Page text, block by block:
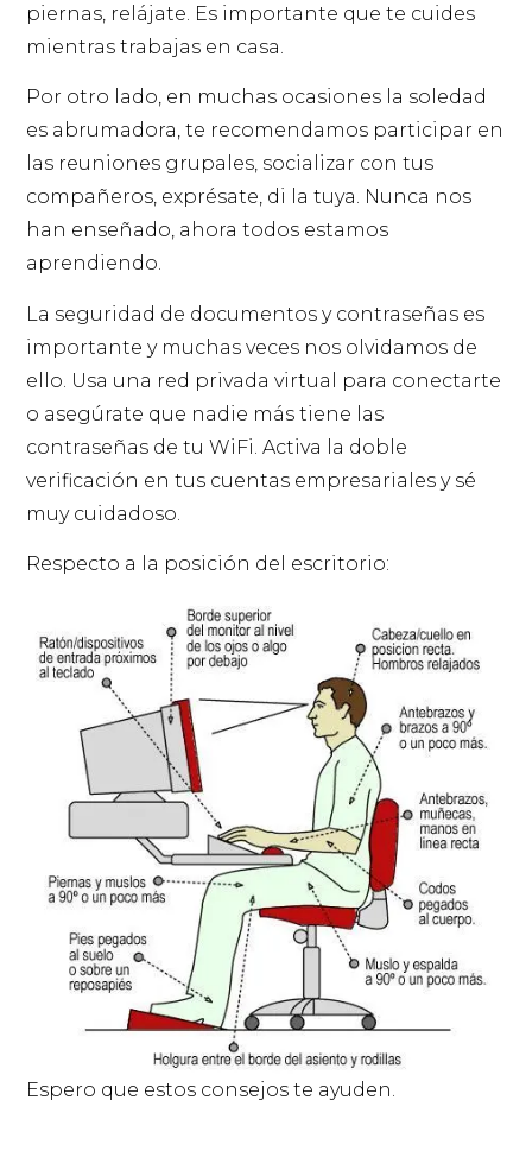
piernas, relájate. Es importante que te cuides
mientras trabajas en casa.
Por otro lado, en muchas ocasiones la soledad
es abrumadora, te recomendamos participar en
las reuniones grupales, socializar con tus
compañeros, exprésate, di la tuya. Nunca nos
han enseñado, ahora todos estamos
aprendiendo.
La seguridad de documentos y contraseñas es
importante y muchas veces nos olvidamos de
ello. Usa una red privada virtual para conectarte
o asegúrate que nadie más tiene las
contraseñas de tu WiFi. Activa la doble
verificación en tus cuentas empresariales y sé
muy cuidadoso.
Respecto a la posición del escritorio:
Espero que estos consejos te ayuden.